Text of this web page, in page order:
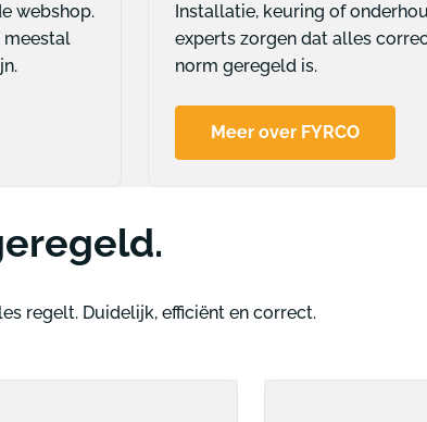
webshop.
meestal
Installatie, keuring of
experts zorgen dat alles
norm geregeld is.
Meer over FYRCO
regelt. Duidelijk, efficiënt en correct.